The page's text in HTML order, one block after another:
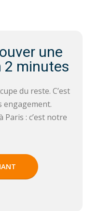
une
2 minutes
du reste. C’est
: c’est notre